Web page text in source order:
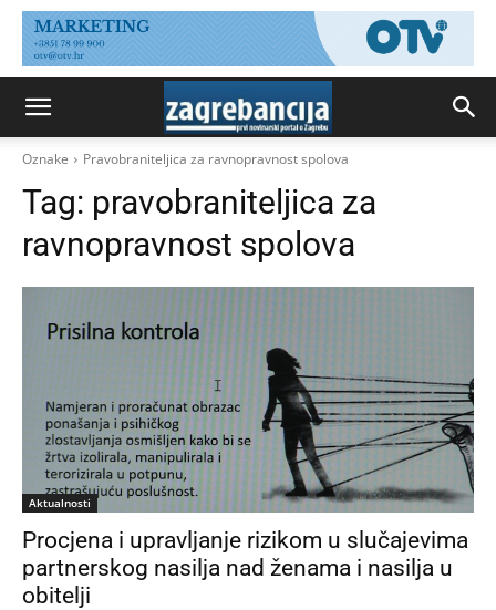
Oznake Pravobraniteljica za ravnopravnost spolova
Tag: pravobraniteljica za
ravnopravnost spolova
Aktualnosti
Procjena i upravljanje rizikom u slučajevima
partnerskog nasilja nad ženama i nasilja u
obitelji